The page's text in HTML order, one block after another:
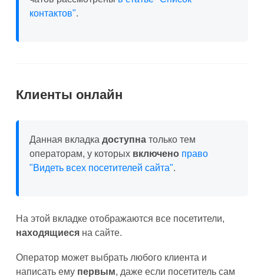
контактов".
Клиенты онлайн
Данная вкладка доступна только тем
операторам, у которых включено право
"Видеть всех посетителей сайта".
На этой вкладке отображаются все посетители,
находящиеся на сайте.
Оператор может выбрать любого клиента и
написать ему первым, даже если посетитель сам